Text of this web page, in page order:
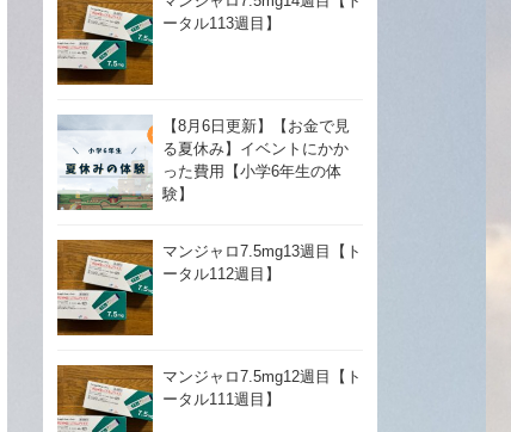
ータル113週目】
【8月6日更新】【お金で見
る夏休み】イベントにかか
った費用【小学6年生の体
験】
マンジャロ7.5mg13週目【ト
ータル112週目】
マンジャロ7.5mg12週目【ト
ータル111週目】